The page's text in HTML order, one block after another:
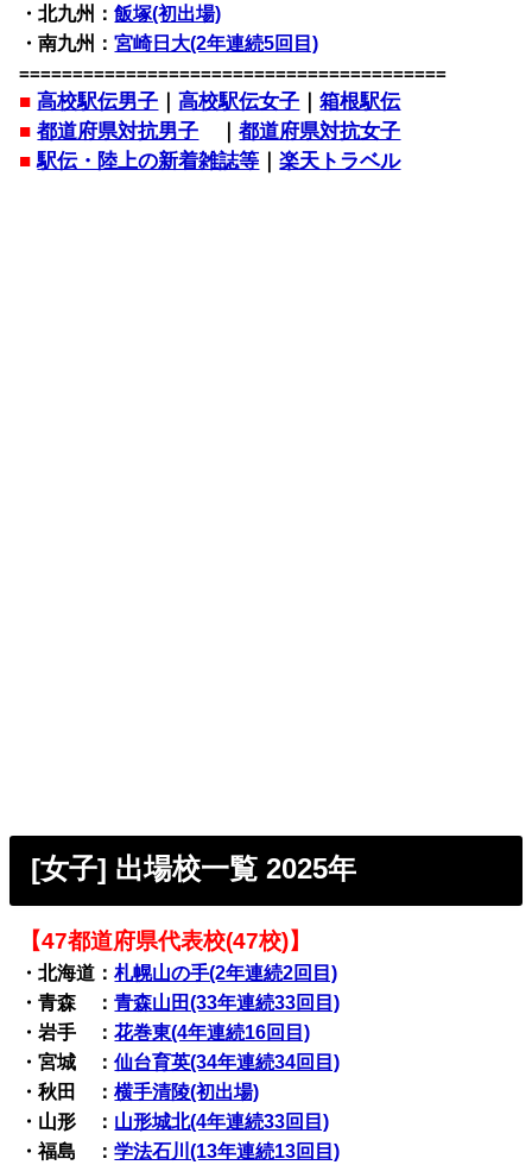
・北九州：飯塚(初出場)
・南九州：宮崎日大(2年連続5回目)
========================================
■ 高校駅伝男子 ｜高校駅伝女子 ｜箱根駅伝
■ 都道府県対抗男子 ｜都道府県対抗女子
■ 駅伝・陸上の新着雑誌等 ｜楽天トラベル
[女子] 出場校一覧 2025年
【47都道府県代表校(47校)】
・北海道：札幌山の手(2年連続2回目)
・青森 ：青森山田(33年連続33回目)
・岩手 ：花巻東(4年連続16回目)
・宮城 ：仙台育英(34年連続34回目)
・秋田 ：横手清陵(初出場)
・山形 ： 山形城北(4年連続33回目)
・福島 ：学法石川(13年連続13回目)